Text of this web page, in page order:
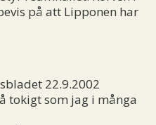
på att Lipponen har
22.9.2002
tokigt som jag i många